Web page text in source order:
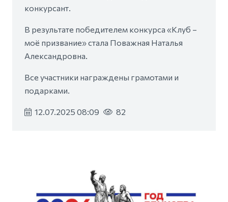
конкурсант.
В результате победителем конкурса «Клуб –
моё призвание» стала Поважная Наталья
Александровна.
Все участники награждены грамотами и
подарками.
12.07.2025 08:09 82